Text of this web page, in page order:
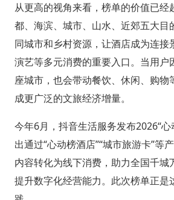
从更高的视角来看，榜单的价值已经
都、海滨、城市、山水、近郊五大目
同城市和乡村资源，让酒店成为连接
演艺等多元消费的重要入口。当用户
座城市，也会带动餐饮、休闲、购物
成更广泛的文旅经济增量。
今年6月，抖音生活服务发布2026“
出通过“心动榜酒店”“城市旅游卡”等
内容转化为线下消费，助力全国千城
提升数字化经营能力。此次榜单正是